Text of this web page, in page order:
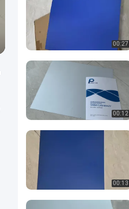
00:27
00:12
00:13